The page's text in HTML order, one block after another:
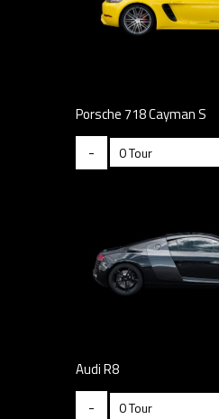
Porsche 718 Cayman S
-
Audi R8
-